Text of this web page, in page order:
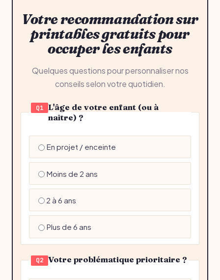
Votre recommandation sur
printables gratuits pour
occuper les enfants
Quelques questions pour personnaliser nos
conseils selon votre quotidien.
Q1
L'âge de votre enfant (ou à
naître) ?
En projet / enceinte
Moins de 2 ans
2 à 6 ans
Plus de 6 ans
Q2 Votre problématique prioritaire ?